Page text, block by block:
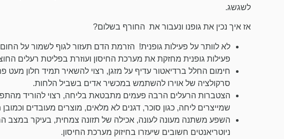
לשגשג.
אז איך נכין את גופנו ונעבור את החורף בשלום?
לא לוותר על פעילות גופנית! הזרמת הדם תעזור לגוף לשמור על החום
פעילות גופנית מחזקת את מערכת החיסון ועוזרת בפליטת רעלים
חימום החלל ברדיאטור עדיף על מזגן, רצוי להשאיר תמיד חלון מעט
סרקולציה של אוירו להשתמש במכשיר אדים בשביל הלחות.
הצטברות הרעלים הרבה פעמים מתבטאת בליחה, רצוי להוריד
שמייצרים ליחה, כגון סוכר, דגנים לא מלאים, מוצרים מעובדים
השפע משתנה מעונה לעונה, אכילה של תזונה צמחית, בעיקר במצב
ניוטריאנטים חשובים שיעזרו בחיזוק מערכת החיסון.